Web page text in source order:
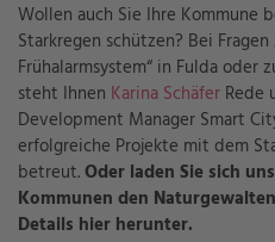
Wollen auch Sie Ihre Kommune
Starkregen schützen? Bei
Frühalarmsystem“ in Fulda oder
steht Ihnen Karina Schäfer Rede
Development Manager Smart
erfolgreiche Projekte mit dem
betreut.Oder laden Sie sich
Kommunen den
Details hier herunter.